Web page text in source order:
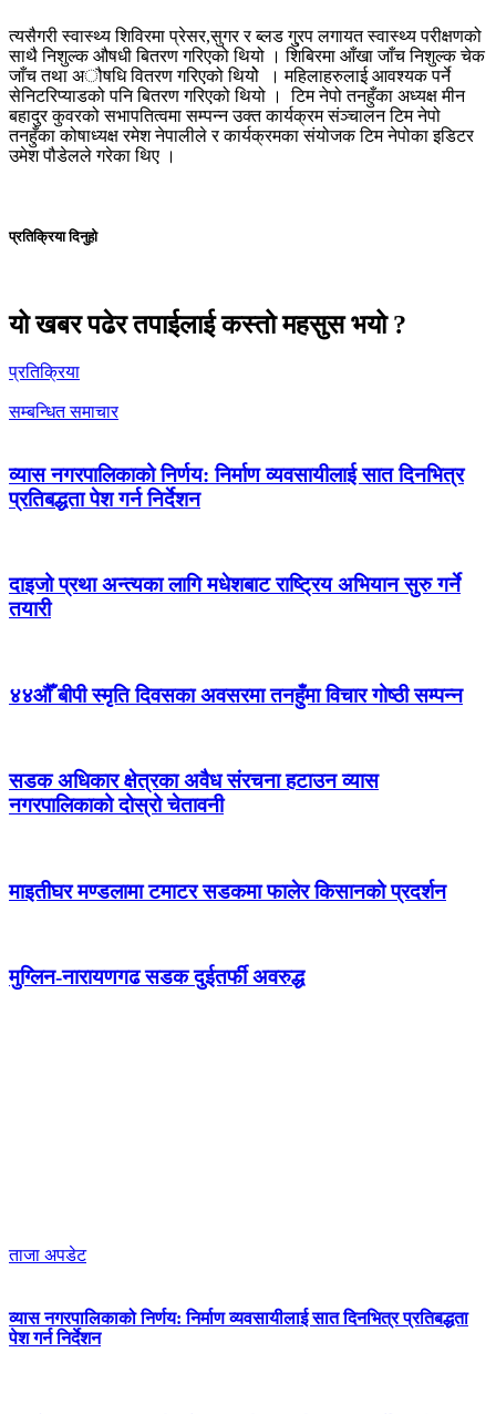
त्यसैगरी स्वास्थ्य शिविरमा प्रेसर,सुगर र ब्लड गु्रप लगायत स्वास्थ्य परीक्षणको
साथै निशुल्क औषधी बितरण गरिएको थियो । शिबिरमा आँखा जाँच निशुल्क चेक
जाँच तथा अौषधि वितरण गरिएको थियोे । महिलाहरुलाई आवश्यक पर्ने
सेनिटरिप्याडको पनि बितरण गरिएको थियो । टिम नेपो तनहुँका अध्यक्ष मीन
बहादुर कुवरको सभापतित्वमा सम्पन्न उक्त कार्यक्रम संञ्चालन टिम नेपो
तनहुँका कोषाध्यक्ष रमेश नेपालीले र कार्यक्रमका संयोजक टिम नेपोका इडिटर
उमेश पौडेलले गरेका थिए ।
प्रतिक्रिया दिनुहो
यो खबर पढेर तपाईलाई कस्तो महसुस भयो ?
प्रतिक्रिया
सम्बन्धित समाचार
व्यास नगरपालिकाको निर्णय: निर्माण व्यवसायीलाई सात दिनभित्र
प्रतिबद्धता पेश गर्न निर्देशन
दाइजो प्रथा अन्त्यका लागि मधेशबाट राष्ट्रिय अभियान सुरु गर्ने
तयारी
४४औँ बीपी स्मृति दिवसका अवसरमा तनहुँमा विचार गोष्ठी सम्पन्न
सडक अधिकार क्षेत्रका अवैध संरचना हटाउन व्यास
नगरपालिकाको दोस्रो चेतावनी
माइतीघर मण्डलामा टमाटर सडकमा फालेर किसानको प्रदर्शन
मुग्लिन-नारायणगढ सडक दुईतर्फी अवरुद्ध
ताजा अपडेट
व्यास नगरपालिकाको निर्णय: निर्माण व्यवसायीलाई सात दिनभित्र प्रतिबद्धता
पेश गर्न निर्देशन